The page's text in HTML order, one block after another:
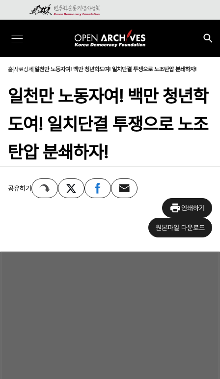
홈사료상세 일천만 노동자여! 백만 청년학도여! 일치단결 투쟁으로 노조탄압 분쇄하자!
일천만 노동자여! 백만 청년학
도여! 일치단결 투쟁으로 노조
탄압 분쇄하자!
공유하기
인쇄하기
원본파일 다운로드